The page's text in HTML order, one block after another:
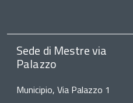
Sede di Mestre via
Palazzo
Municipio, Via Palazzo 1